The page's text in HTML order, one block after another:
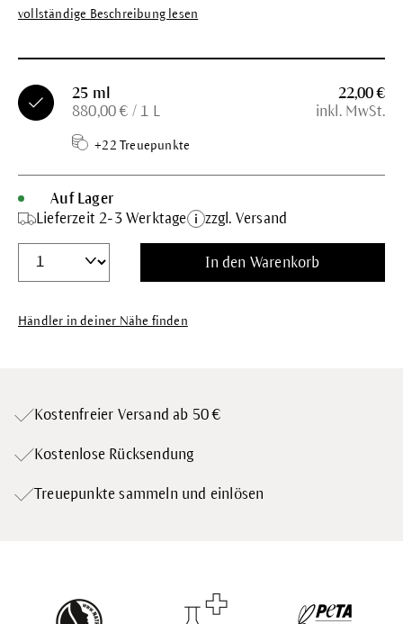
vollständige Beschreibung lesen
25 ml
880,00 € / 1 L
+22 Treuepunkte
22,00 €
inkl. MwSt.
Auf Lager
Lieferzeit 2-3 Werktage
zzgl. Versand
In den Warenkorb
Händler in deiner Nähe finden
Kostenfreier Versand ab 50 €
Kostenlose Rücksendung
Treuepunkte sammeln und einlösen